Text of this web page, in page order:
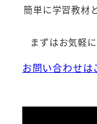
簡単に学習教材
まずはお気軽
お問い合わせは